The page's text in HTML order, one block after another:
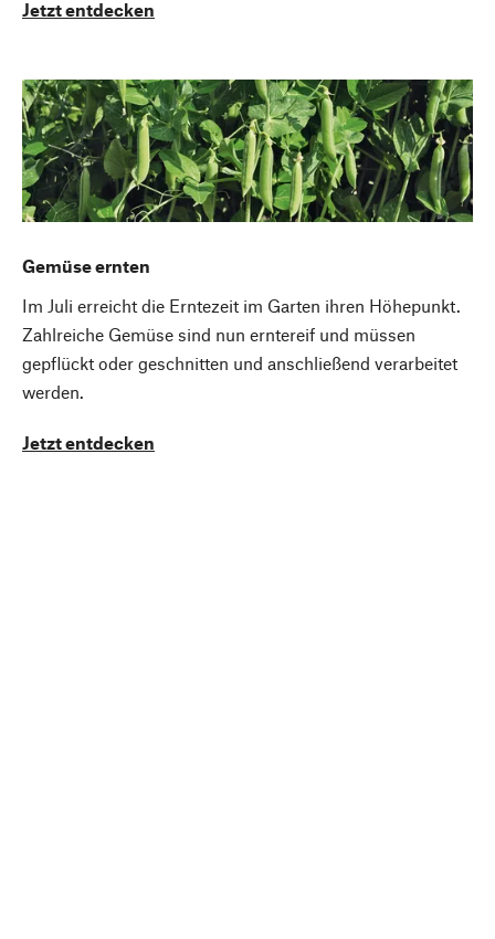
Jetzt entdecken
Gemüse ernten
Im Juli erreicht die Erntezeit im Garten ihren Höhepunkt.
Zahlreiche Gemüse sind nun erntereif und müssen
gepflückt oder geschnitten und anschließend verarbeitet
werden.
Jetzt entdecken